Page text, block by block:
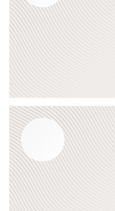
Подробнее о программе